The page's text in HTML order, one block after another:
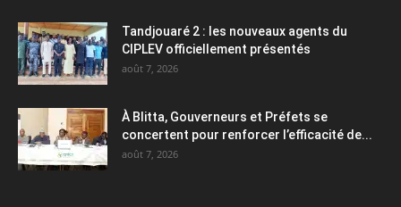
Tandjouaré 2 : les nouveaux agents du
CIPLEV officiellement présentés
août 7, 2026
À Blitta, Gouverneurs et Préfets se
concertent pour renforcer l’efficacité de...
août 7, 2026